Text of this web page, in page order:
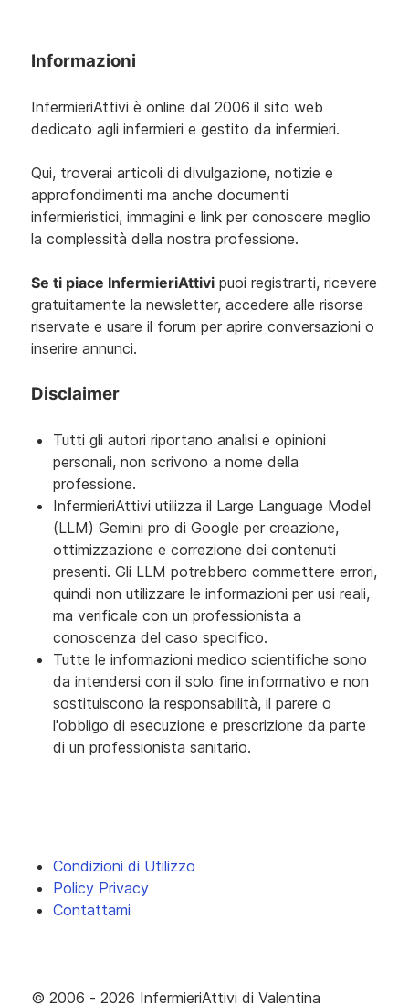
Informazioni
InfermieriAttivi è online dal 2006 il sito web
dedicato agli infermieri e gestito da infermieri.
Qui, troverai articoli di divulgazione, notizie e
approfondimenti ma anche documenti
infermieristici, immagini e link per conoscere meglio
la complessità della nostra professione.
Se ti piace InfermieriAttivi puoi registrarti, ricevere
gratuitamente la newsletter, accedere alle risorse
riservate e usare il forum per aprire conversazioni o
inserire annunci.
Disclaimer
Tutti gli autori riportano analisi e opinioni
personali, non scrivono a nome della
professione.
InfermieriAttivi utilizza il Large Language Model
(LLM) Gemini pro di Google per creazione,
ottimizzazione e correzione dei contenuti
presenti. Gli LLM potrebbero commettere errori,
quindi non utilizzare le informazioni per usi reali,
ma verificale con un professionista a
conoscenza del caso specifico.
Tutte le informazioni medico scientifiche sono
da intendersi con il solo fine informativo e non
sostituiscono la responsabilità, il parere o
l'obbligo di esecuzione e prescrizione da parte
di un professionista sanitario.
Condizioni di Utilizzo
Policy Privacy
Contattami
© 2006 - 2026 InfermieriAttivi di Valentina